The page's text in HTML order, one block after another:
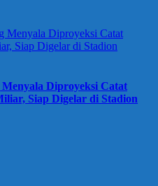
Diproyeksi Catat
Siap Digelar di Stadion